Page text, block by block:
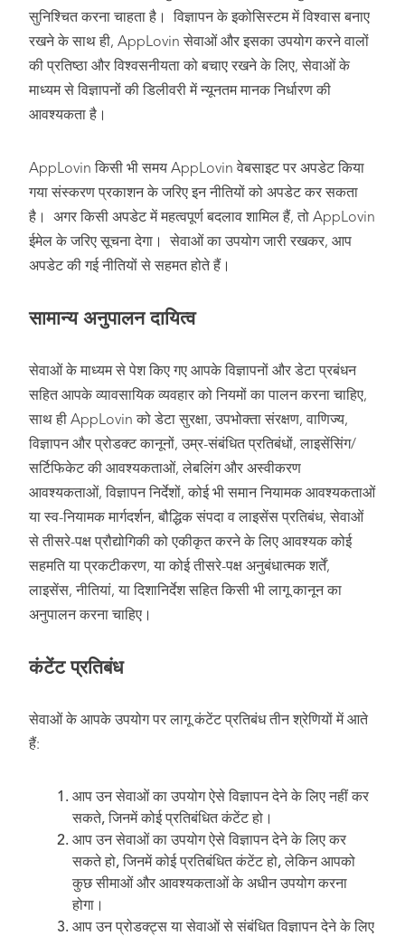
सुनिश्चित करना चाहता है। विज्ञापन के इकोसिस्टम में विश्वास बनाए
रखने के साथ ही, AppLovin सेवाओं और इसका उपयोग करने वालों
की प्रतिष्ठा और विश्वसनीयता को बचाए रखने के लिए, सेवाओं के
माध्यम से विज्ञापनों की डिलीवरी में न्यूनतम मानक निर्धारण की
आवश्यकता है।
AppLovin किसी भी समय AppLovin वेबसाइट पर अपडेट किया
गया संस्करण प्रकाशन के जरिए इन नीतियों को अपडेट कर सकता
है। अगर किसी अपडेट में महत्वपूर्ण बदलाव शामिल हैं, तो AppLovin
ईमेल के जरिए सूचना देगा। सेवाओं का उपयोग जारी रखकर, आप
अपडेट की गई नीतियों से सहमत होते हैं।
सामान्य अनुपालन दायित्व
सेवाओं के माध्यम से पेश किए गए आपके विज्ञापनों और डेटा प्रबंधन
सहित आपके व्यावसायिक व्यवहार को नियमों का पालन करना चाहिए,
साथ ही AppLovin को डेटा सुरक्षा, उपभोक्ता संरक्षण, वाणिज्य,
विज्ञापन और प्रोडक्ट कानूनों, उम्र-संबंधित प्रतिबंधों, लाइसेंसिंग/
सर्टिफिकेट की आवश्यकताओं, लेबलिंग और अस्वीकरण
आवश्यकताओं, विज्ञापन निर्देशों, कोई भी समान नियामक आवश्यकताओं
या स्व-नियामक मार्गदर्शन, बौद्धिक संपदा व लाइसेंस प्रतिबंध, सेवाओं
से तीसरे-पक्ष प्रौद्योगिकी को एकीकृत करने के लिए आवश्यक कोई
सहमति या प्रकटीकरण, या कोई तीसरे-पक्ष अनुबंधात्मक शर्तें,
लाइसेंस, नीतियां, या दिशानिर्देश सहित किसी भी लागू कानून का
अनुपालन करना चाहिए।
कंटेंट प्रतिबंध
सेवाओं के आपके उपयोग पर लागू कंटेंट प्रतिबंध तीन श्रेणियों में आते
हैं:
आप उन सेवाओं का उपयोग ऐसे विज्ञापन देने के लिए नहीं कर
सकते, जिनमें कोई प्रतिबंधित कंटेंट हो।
आप उन सेवाओं का उपयोग ऐसे विज्ञापन देने के लिए कर
सकते हो, जिनमें कोई प्रतिबंधित कंटेंट हो, लेकिन आपको
कुछ सीमाओं और आवश्यकताओं के अधीन उपयोग करना
होगा।
आप उन प्रोडक्ट्स या सेवाओं से संबंधित विज्ञापन देने के लिए